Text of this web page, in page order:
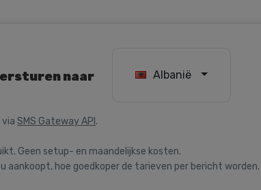
naar Albanië
SMS Gateway API .
Geen setup- en maandelijkse kosten.
aankoopt, hoe goedkoper de tarieven per bericht worden.